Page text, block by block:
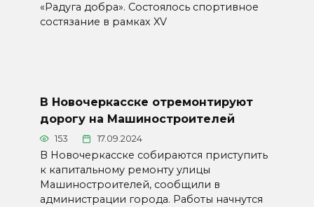
«Радуга добра». Состоялось спортивное
состязание в рамках XV
В Новочеркасске отремонтируют
дорогу на Машиностроителей
153 17.09.2024
В Новочеркасске собираются приступить
к капитальному ремонту улицы
Машиностроителей, сообщили в
администрации города. Работы начнутся